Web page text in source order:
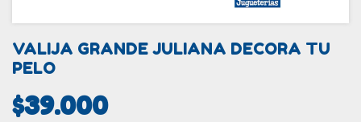
VALIJA GRANDE JULIANA DECORA TU
PELO
$39.000